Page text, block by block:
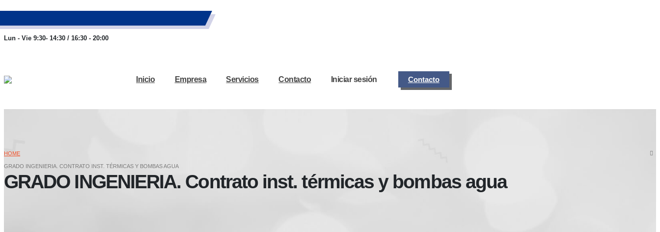
Lun - Vie 9:30- 14:30 / 16:30 - 20:00
Inicio Empresa Servicios Contacto Iniciar sesión Contacto
HOME
GRADO INGENIERIA. CONTRATO INST. TÉRMICAS Y BOMBAS AGUA
GRADO INGENIERIA. Contrato inst. térmicas y bombas agua